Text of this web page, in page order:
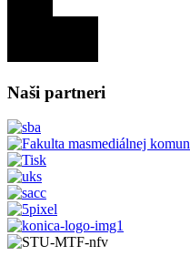
Naši partneri